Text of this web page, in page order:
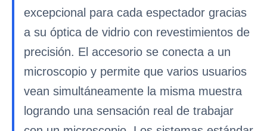
excepcional para cada espectador gracias
a su óptica de vidrio con revestimientos de
precisión. El accesorio se conecta a un
microscopio y permite que varios usuarios
vean simultáneamente la misma muestra
logrando una sensación real de trabajar